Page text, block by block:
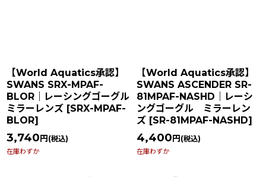
【World Aquatics承認】
SWANS SRX-MPAF-
BLOR｜レーシングゴーグル
ミラーレンズ [SRX-MPAF-
BLOR]
3,740円(税込)
在庫わずか
【World Aquatics承認】
SWANS ASCENDER SR-
81MPAF-NASHD｜レーシ
ングゴーグル ミラーレン
ズ [SR-81MPAF-NASHD]
4,400円(税込)
在庫わずか